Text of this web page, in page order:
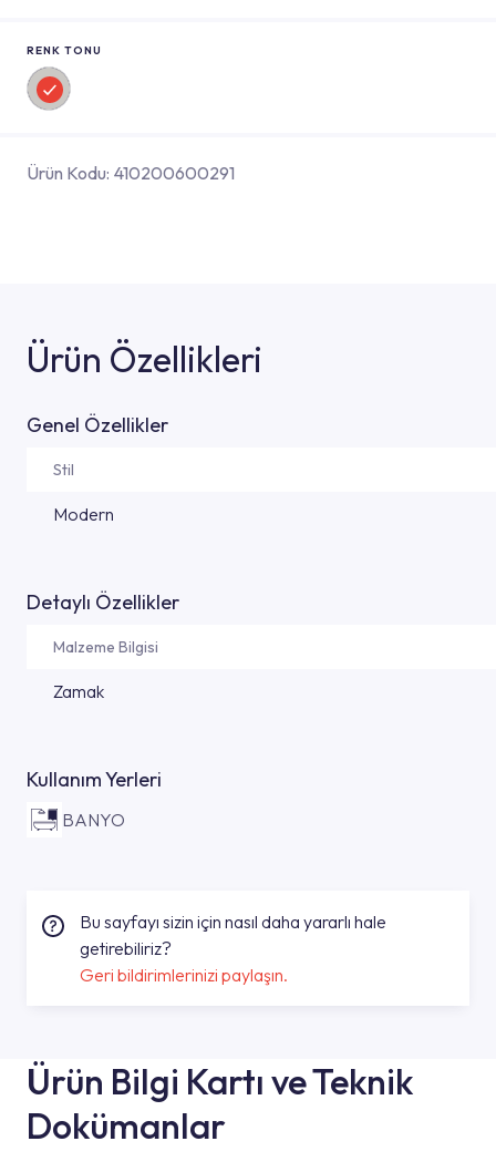
RENK TONU
Ürün Kodu: 410200600291
Ürün Özellikleri
Genel Özellikler
Stil
Modern
Detaylı Özellikler
Malzeme Bilgisi
Zamak
Kullanım Yerleri
BANYO
Bu sayfayı sizin için nasıl daha yararlı hale
getirebiliriz?
Geri bildirimlerinizi paylaşın.
Ürün Bilgi Kartı ve Teknik
Dokümanlar